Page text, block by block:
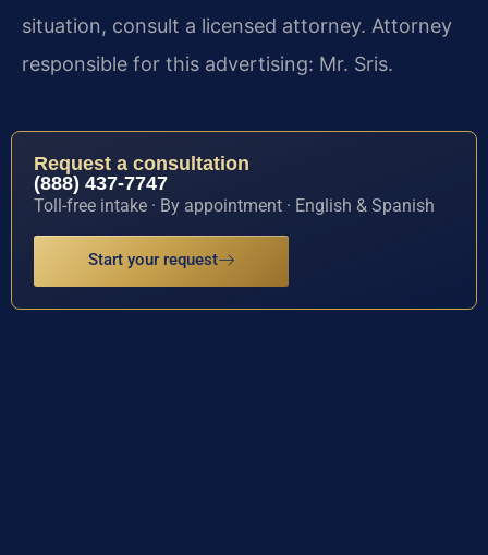
situation, consult a licensed attorney. Attorney
responsible for this advertising: Mr. Sris.
Request a consultation
(888) 437-7747
Toll-free intake · By appointment · English & Spanish
Start your request